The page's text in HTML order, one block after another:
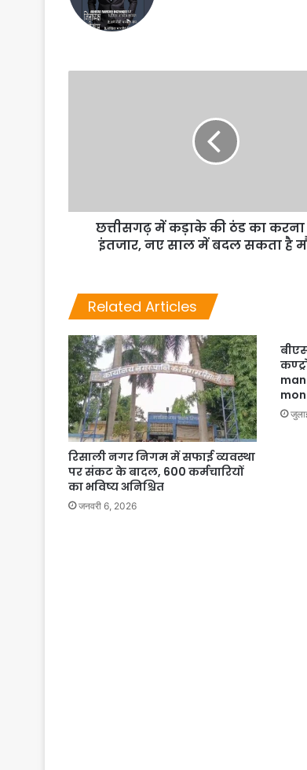
छत्तीसगढ़ में कड़ाके की ठंड का करना
इंतजार, नए साल में बदल सकता है
Related Articles
रिसाली नगर निगम में सफाई व्यवस्था
पर संकट के बादल, 600 कर्मचारियों
का भविष्य अनिश्चित
जनवरी 6, 2026